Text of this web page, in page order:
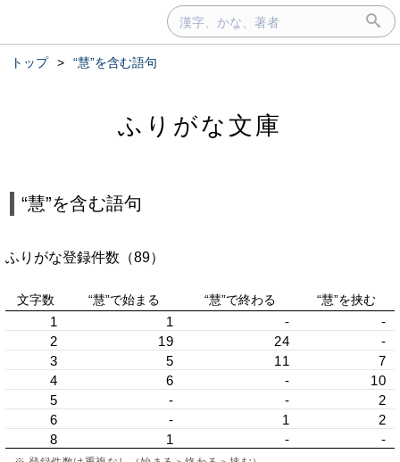
トップ > “慧”を含む語句
ふりがな文庫
“慧”を含む語句
ふりがな登録件数（89）
文字数 “慧”で始まる “慧”で終わる “慧”を挟む
1 1 -
-
2
19 24
-
3
5 11
7
4
6 -
10
5
- -
2
6
- 1
2
8
1 - -